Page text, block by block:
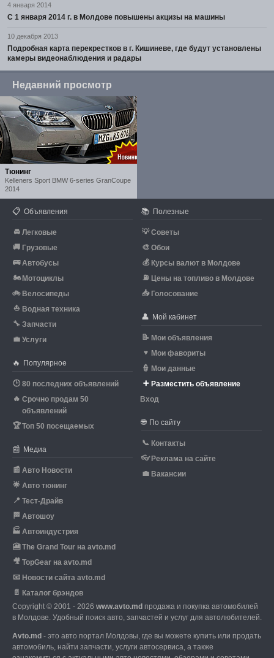
4 января 2014
С 1 января 2014 г. в Молдове повышены акцизы на машины
10 декабря 2013
Подробная карта перекрестков в г. Кишиневе, где будут установлены
камеры видеонаблюдения и радары
Недавний просмотр
Тюнинг
Kelleners Sport BMW 6-series GranCoupe
2014
📋 Объявления
🚘 Легковые
🚚 Грузовые
🚌 Автобусы
🏍 Мотоциклы
🚲 Велосипеды
⛵ Водная техника
🔧 Запчасти
💼 Услуги
🔥 Популярное
🕒 80 последних объявлений
🔥 Срочно продам 50
объявлений
🏆Топ 50 посещаемых
📰 Медиа
📰 Авто Новости
🌟 Авто тюнинг
📍 Тест-Драйв
🏁 Автошоу
🏭 Автоиндустрия
🎦 The Grand Tour на avto.md
🎥 TopGear на avto.md
📧 Новости сайта avto.md
📄 Каталог брэндов
📚 Полезные
💡 Советы
🎨 Обои
💰 Курсы валют в Молдове
⛽ Цены на топливо в Молдове
📥 Голосование
👤 Мой кабинет
📝 Мои объявления
♥ Мои фавориты
👮 Мои данные
➕ Разместить объявление
Вход
🌐 По сайту
📞 Контакты
👓Реклама на сайте
💼 Вакансии
Copyright © 2001 - 2026 www.avto.md продажа и покупка автомобилей
в Молдове. Удобный поиск авто, запчастей и услуг для автолюбителей.
Avto.md - это авто портал Молдовы, где вы можете купить или продать
автомобиль, найти запчасти, услуги автосервиса, а также